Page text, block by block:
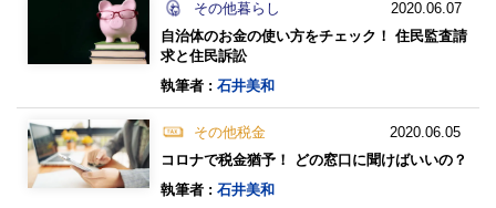
その他暮らし 2020.06.07
自治体のお金の使い方をチェック！ 住民監査請
求と住民訴訟
執筆者 : 石井美和
その他税金 2020.06.05
コロナで税金猶予！ どの窓口に聞けばいいの？
執筆者 : 石井美和